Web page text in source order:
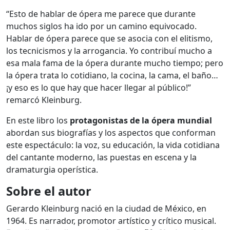
“Esto de hablar de ópera me parece que durante
muchos siglos ha ido por un camino equivocado.
Hablar de ópera parece que se asocia con el elitismo,
los tecnicismos y la arrogancia. Yo contribuí mucho a
esa mala fama de la ópera durante mucho tiempo; pero
la ópera trata lo cotidiano, la cocina, la cama, el baño…
¡y eso es lo que hay que hacer llegar al público!”
remarcó Kleinburg.
En este libro los protagonistas de la ópera mundial
abordan sus biografías y los aspectos que conforman
este espectáculo: la voz, su educación, la vida cotidiana
del cantante moderno, las puestas en escena y la
dramaturgia operística.
Sobre el autor
Gerardo Kleinburg nació en la ciudad de México, en
1964. Es narrador, promotor artístico y crítico musical.